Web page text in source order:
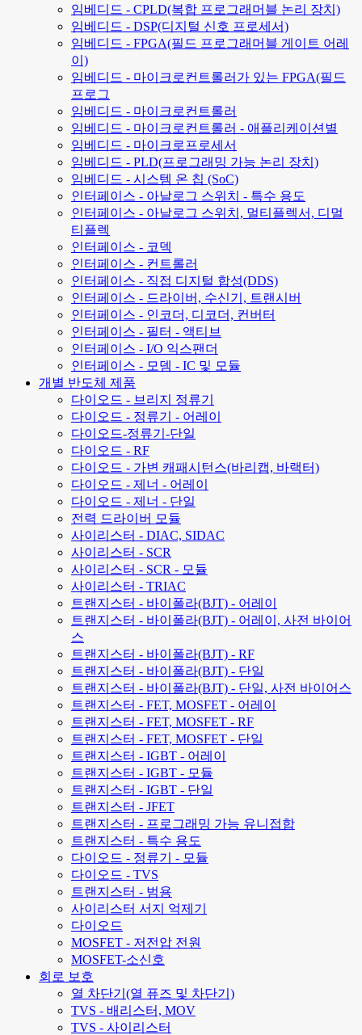
임베디드 - CPLD(복합 프로그래머블 논리 장치)
임베디드 - DSP(디지털 신호 프로세서)
임베디드 - FPGA(필드 프로그래머블 게이트 어레
이)
임베디드 - 마이크로컨트롤러가 있는 FPGA(필드
프로그
임베디드 - 마이크로컨트롤러
임베디드 - 마이크로컨트롤러 - 애플리케이션별
임베디드 - 마이크로프로세서
임베디드 - PLD(프로그래밍 가능 논리 장치)
임베디드 - 시스템 온 칩 (SoC)
인터페이스 - 아날로그 스위치 - 특수 용도
인터페이스 - 아날로그 스위치, 멀티플렉서, 디멀
티플렉
인터페이스 - 코덱
인터페이스 - 컨트롤러
인터페이스 - 직접 디지털 합성(DDS)
인터페이스 - 드라이버, 수신기, 트랜시버
인터페이스 - 인코더, 디코더, 컨버터
인터페이스 - 필터 - 액티브
인터페이스 - I/O 익스팬더
인터페이스 - 모뎀 - IC 및 모듈
개별 반도체 제품
다이오드 - 브리지 정류기
다이오드 - 정류기 - 어레이
다이오드-정류기-단일
다이오드 - RF
다이오드 - 가변 캐패시턴스(바리캡, 바랙터)
다이오드 - 제너 - 어레이
다이오드 - 제너 - 단일
전력 드라이버 모듈
사이리스터 - DIAC, SIDAC
사이리스터 - SCR
사이리스터 - SCR - 모듈
사이리스터 - TRIAC
트랜지스터 - 바이폴라(BJT) - 어레이
트랜지스터 - 바이폴라(BJT) - 어레이, 사전 바이어
스
트랜지스터 - 바이폴라(BJT) - RF
트랜지스터 - 바이폴라(BJT) - 단일
트랜지스터 - 바이폴라(BJT) - 단일, 사전 바이어스
트랜지스터 - FET, MOSFET - 어레이
트랜지스터 - FET, MOSFET - RF
트랜지스터 - FET, MOSFET - 단일
트랜지스터 - IGBT - 어레이
트랜지스터 - IGBT - 모듈
트랜지스터 - IGBT - 단일
트랜지스터 - JFET
트랜지스터 - 프로그래밍 가능 유니접합
트랜지스터 - 특수 용도
다이오드 - 정류기 - 모듈
다이오드 - TVS
트랜지스터 - 범용
사이리스터 서지 억제기
다이오드
MOSFET - 저전압 전원
MOSFET-소신호
회로 보호
열 차단기(열 퓨즈 및 차단기)
TVS - 배리스터, MOV
TVS - 사이리스터